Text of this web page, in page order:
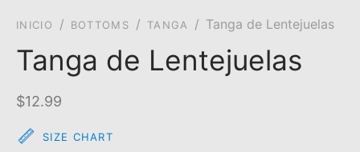
INICIO / BOTTOMS / TANGA / Tanga de Lentejuelas
Tanga de Lentejuelas
$12.99
SIZE CHART